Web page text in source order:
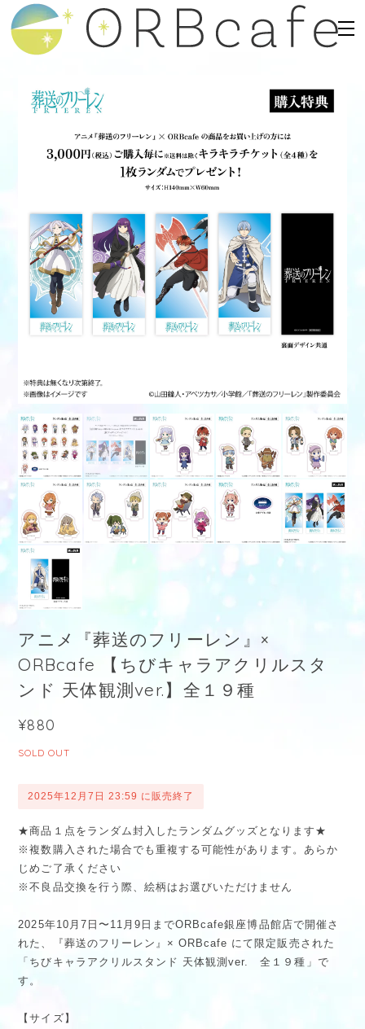
アニメ『葬送のフリーレン』×
ORBcafe 【ちびキャラアクリルスタ
ンド 天体観測ver.】全１９種
¥880
SOLD OUT
2025年12月7日 23:59 に販売終了
★商品１点をランダム封入したランダムグッズとなります★
※複数購入された場合でも重複する可能性があります。あらか
じめご了承ください
※不良品交換を行う際、絵柄はお選びいただけません
2025年10月7日〜11月9日までORBcafe銀座博品館店で開催さ
れた、『葬送のフリーレン』× ORBcafe にて限定販売された
「ちびキャラアクリルスタンド 天体観測ver. 全１９種」で
す。
【サイズ】